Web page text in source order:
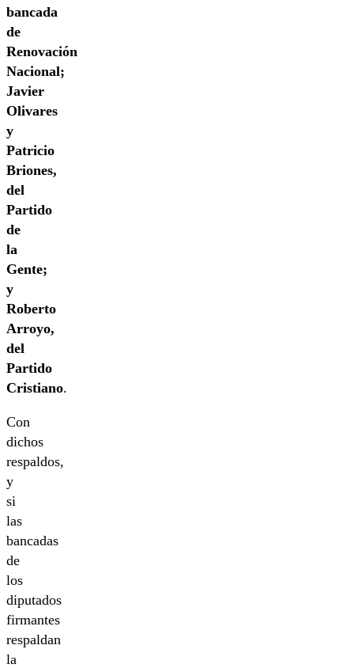
bancada
de
Renovación
Nacional;
Javier
Olivares
y
Patricio
Briones,
del
Partido
de
la
Gente;
y
Roberto
Arroyo,
del
Partido
Cristiano.
Con
dichos
respaldos,
y
si
las
bancadas
de
los
diputados
firmantes
respaldan
la